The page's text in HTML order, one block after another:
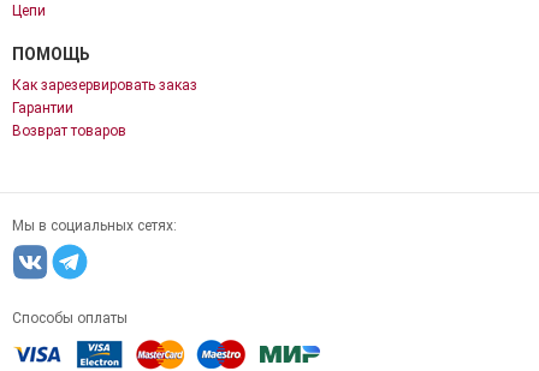
Цепи
ПОМОЩЬ
Как зарезервировать заказ
Гарантии
Возврат товаров
Мы в социальных сетях:
Способы оплаты